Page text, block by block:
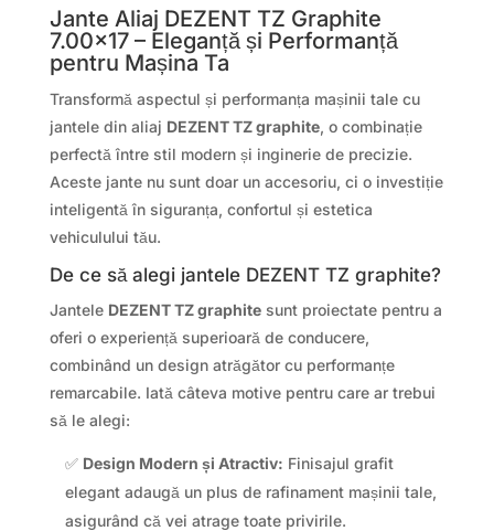
Jante Aliaj DEZENT TZ Graphite
7.00×17 – Eleganță și Performanță
pentru Mașina Ta
Transformă aspectul și performanța mașinii tale cu
jantele din aliaj DEZENT TZ graphite, o combinație
perfectă între stil modern și inginerie de precizie.
Aceste jante nu sunt doar un accesoriu, ci o investiție
inteligentă în siguranța, confortul și estetica
vehiculului tău.
De ce să alegi jantele DEZENT TZ graphite?
Jantele DEZENT TZ graphitesunt proiectate pentru a
oferi o experiență superioară de conducere,
combinând un design atrăgător cu performanțe
remarcabile. Iată câteva motive pentru care ar trebui
să le alegi:
✅ Design Modern și Atractiv: Finisajul grafit
elegant adaugă un plus de rafinament mașinii tale,
asigurând că vei atrage toate privirile.